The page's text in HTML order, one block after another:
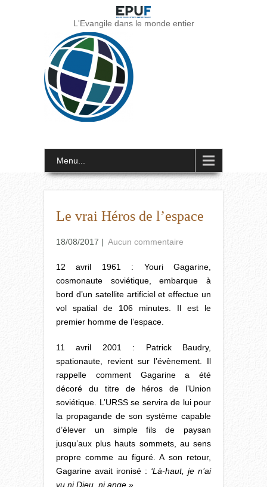
L'Evangile dans le monde entier
Menu...
Le vrai Héros de l’espace
18/08/2017 | Aucun commentaire
12 avril 1961 : Youri Gagarine,
cosmonaute soviétique, embarque à
bord d’un satellite artificiel et effectue un
vol spatial de 106 minutes. Il est le
premier homme de l’espace.
11 avril 2001 : Patrick Baudry,
spationaute, revient sur l’évènement. Il
rappelle comment Gagarine a été
décoré du titre de héros de l’Union
soviétique. L’URSS se servira de lui pour
la propagande de son système capable
d’élever un simple fils de paysan
jusqu’aux plus hauts sommets, au sens
propre comme au figuré. A son retour,
Gagarine avait ironisé : ‘Là-haut, je n’ai
vu ni Dieu, ni ange ».